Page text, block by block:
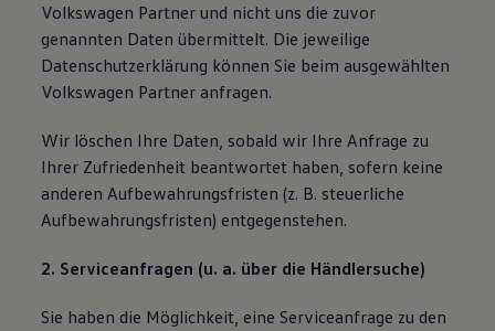
Volkswagen Partner und nicht uns die zuvor
genannten Daten übermittelt. Die jeweilige
Datenschutzerklärung können Sie beim ausgewählten
Volkswagen Partner anfragen.
Wir löschen Ihre Daten, sobald wir Ihre Anfrage zu
Ihrer Zufriedenheit beantwortet haben, sofern keine
anderen Aufbewahrungsfristen (z. B. steuerliche
Aufbewahrungsfristen) entgegenstehen.
2. Serviceanfragen (u. a. über die Händlersuche)
Sie haben die Möglichkeit, eine Serviceanfrage zu den